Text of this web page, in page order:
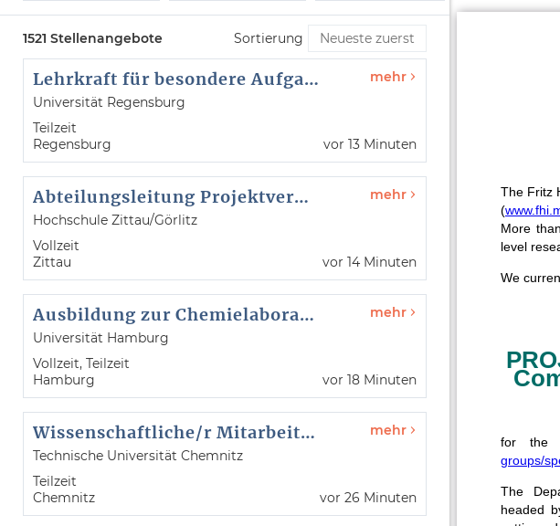
1521 Stellenangebote Sortierung
Lehrkraft für besondere Aufgaben (w/m/d)
Universität Regensburg
Teilzeit
Regensburg
mehr
vor 13 Minuten
Abteilungsleitung Projektverwaltung (m/w/d) - Kennwort: 44-2026 DFP -
Hochschule Zittau/Görlitz
Vollzeit
Zittau
mehr
vor 14 Minuten
Ausbildung zur Chemielaborant:in (2 Ausbildungsplätze)
Universität Hamburg
Vollzeit, Teilzeit
Hamburg
mehr
vor 18 Minuten
Wissenschaftliche/r Mitarbeiter/in (m/w/d)
Technische Universität Chemnitz
Teilzeit
Chemnitz
mehr
vor 26 Minuten